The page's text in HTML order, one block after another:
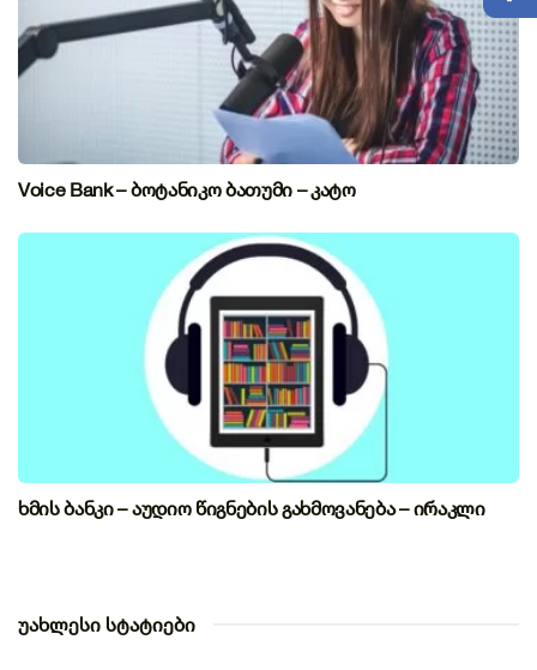
Voice Bank – ბოტანიკო ბათუმი – კატო
ხმის ბანკი – აუდიო წიგნების გახმოვანება – ირაკლი
უახლესი სტატიები